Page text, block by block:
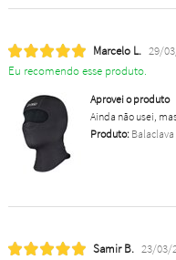
Marcelo L. 29/
Eu recomendo esse produto.
Aprovei o produto
Ainda não usei,
Produto:Balaclava
Samir B. 23/03/